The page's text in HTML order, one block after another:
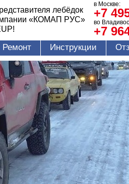
лебёдок
«КОМАП РУС»
в Москве:
+7
во
+7
Ремонт Инструкции